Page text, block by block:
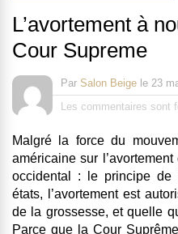
L’avortement à
Cour Supreme
Par Salon Beige le 23
Les commentaires sont
Malgré la force du
américaine sur
occidental : le principe de
états, l’avortement est
de la grossesse, et quelle
Parce que la Cour